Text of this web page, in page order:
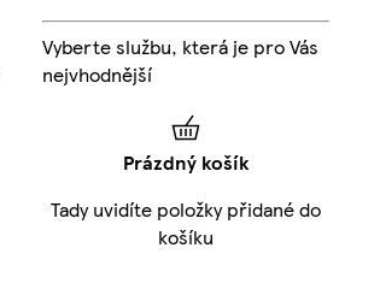
Vyberte službu, která je pro Vás
nejvhodnější
Prázdný košík
Tady uvidíte položky přidané do
košíku